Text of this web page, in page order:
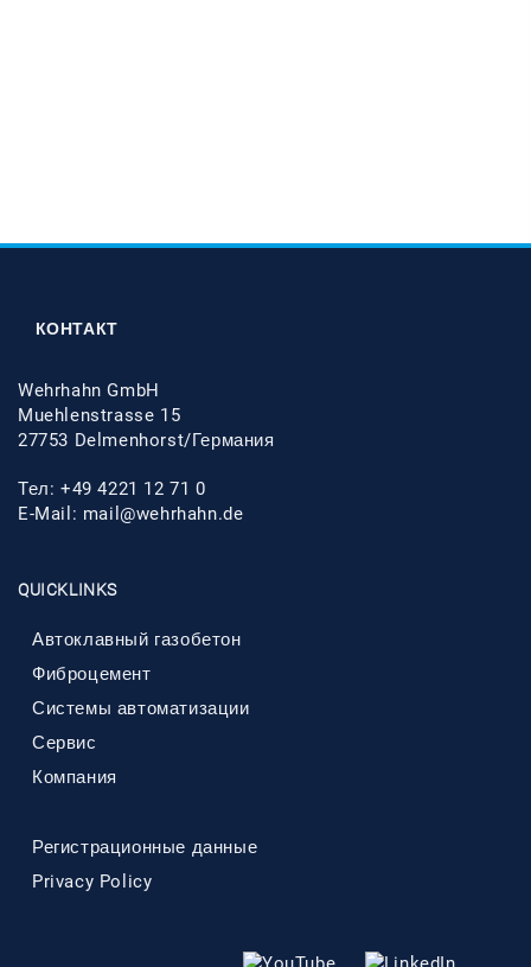
КОНТАКТ
Wehrhahn GmbH
Muehlenstrasse 15
27753 Delmenhorst/Германия
Тел: +49 4221 12 71 0
E-Mail: mail@wehrhahn.de
QUICKLINKS
Автоклавный газобетон
Фиброцемент
Системы автоматизации
Сервис
Компания
Регистрационные данные
Privacy Policy